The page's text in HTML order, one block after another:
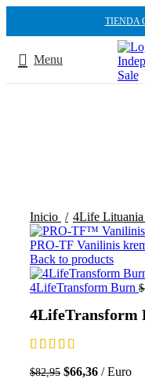
TIENDA
Menu
Inicio 4Life
PRO-TF Vanilinis
Back to products
4LifeTransform Burn $
4LifeTransform
$82,95 El
$66,36ElEuro